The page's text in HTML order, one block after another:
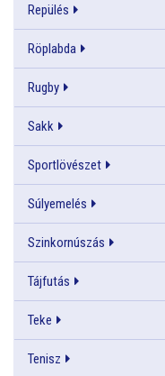
Repülés
Röplabda
Rugby
Sakk
Sportlövészet
Súlyemelés
Szinkornúszás
Tájfutás
Teke
Tenisz